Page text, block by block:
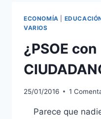
VÁNDALOS
ECONOMÍA
VARIOS
¿PSOE con
25/01/2016 1
Parece que